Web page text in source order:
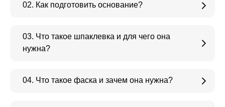
02. Как подготовить основание?
03. Что такое шпаклевка и для чего она
нужна?
04. Что такое фаска и зачем она нужна?